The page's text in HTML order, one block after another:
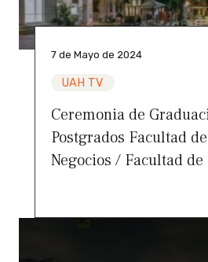
7 de Mayo de 2024
UAH TV
Ceremonia de
Postgrados Facultad
Negocios / Facultad